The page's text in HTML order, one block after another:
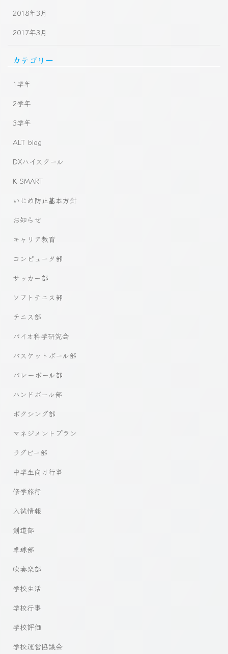
2018年3月
2017年3月
カテゴリー
1学年
2学年
3学年
ALT blog
DXハイスクール
K-SMART
いじめ防止基本方針
お知らせ
キャリア教育
コンピュータ部
サッカー部
ソフトテニス部
テニス部
バイオ科学研究会
バスケットボール部
バレーボール部
ハンドボール部
ボクシング部
マネジメントプラン
ラグビー部
中学生向け行事
修学旅行
入試情報
剣道部
卓球部
吹奏楽部
学校生活
学校行事
学校評価
学校運営協議会